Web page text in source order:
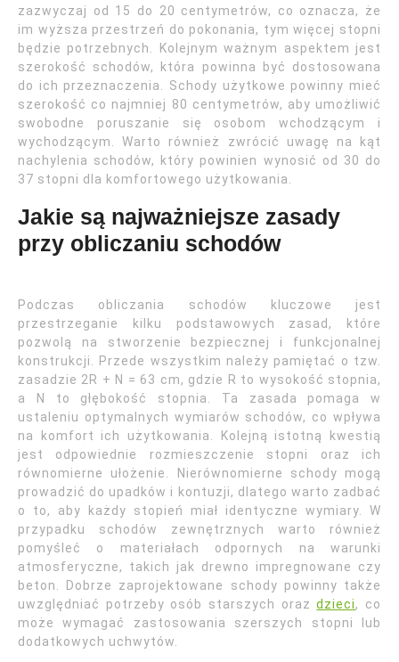
zazwyczaj od 15 do 20 centymetrów, co oznacza, że
im wyższa przestrzeń do pokonania, tym więcej stopni
będzie potrzebnych. Kolejnym ważnym aspektem jest
szerokość schodów, która powinna być dostosowana
do ich przeznaczenia. Schody użytkowe powinny mieć
szerokość co najmniej 80 centymetrów, aby umożliwić
swobodne poruszanie się osobom wchodzącym i
wychodzącym. Warto również zwrócić uwagę na kąt
nachylenia schodów, który powinien wynosić od 30 do
37 stopni dla komfortowego użytkowania.
Jakie są najważniejsze zasady
przy obliczaniu schodów
Podczas obliczania schodów kluczowe jest
przestrzeganie kilku podstawowych zasad, które
pozwolą na stworzenie bezpiecznej i funkcjonalnej
konstrukcji. Przede wszystkim należy pamiętać o tzw.
zasadzie 2R + N = 63 cm, gdzie R to wysokość stopnia,
a N to głębokość stopnia. Ta zasada pomaga w
ustaleniu optymalnych wymiarów schodów, co wpływa
na komfort ich użytkowania. Kolejną istotną kwestią
jest odpowiednie rozmieszczenie stopni oraz ich
równomierne ułożenie. Nierównomierne schody mogą
prowadzić do upadków i kontuzji, dlatego warto zadbać
o to, aby każdy stopień miał identyczne wymiary. W
przypadku schodów zewnętrznych warto również
pomyśleć o materiałach odpornych na warunki
atmosferyczne, takich jak drewno impregnowane czy
beton. Dobrze zaprojektowane schody powinny także
uwzględniać potrzeby osób starszych orazdzieci, co
może wymagać zastosowania szerszych stopni lub
dodatkowych uchwytów.